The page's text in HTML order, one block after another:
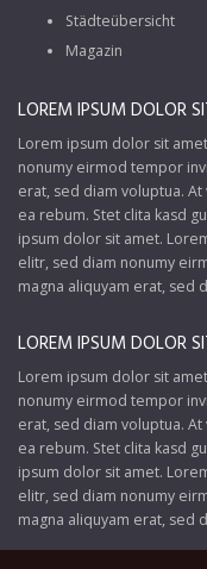
Städteübersicht
Magazin
LOREM IPSUM DOLOR
Lorem ipsum dolor sit
nonumy eirmod tempor
erat, sed diam voluptua.
ea rebum. Stet clita kasd
ipsum dolor sit amet.
elitr, sed diam nonumy
magna aliquyam erat, sed
LOREM IPSUM DOLOR
Lorem ipsum dolor sit
nonumy eirmod tempor
erat, sed diam voluptua.
ea rebum. Stet clita kasd
ipsum dolor sit amet.
elitr, sed diam nonumy
magna aliquyam erat, sed